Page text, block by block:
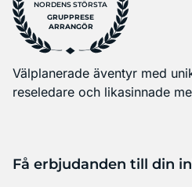
NORDENS STÖRSTA
GRUPPRESE
ARRANGÖR
Välplanerade äventyr med
reseledare och likasinnade
Få erbjudanden till din